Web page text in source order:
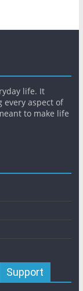
life. It
aspect of
to make life
Support